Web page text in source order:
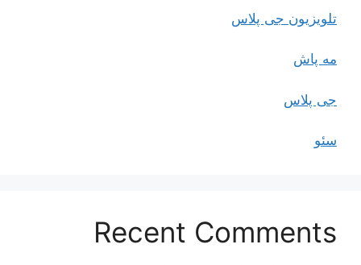
تلویزیون جی پلاس
مه پاش
جی پلاس
سئو
Recent Comments